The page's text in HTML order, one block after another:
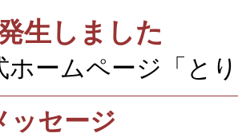
生しました
ホームページ「と
ッセージ